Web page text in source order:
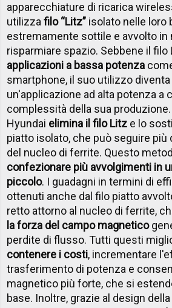
apparecchiature di ricarica
utilizzafilo “Litz” isolato nelle loro
estremamente sottile e avvolto in
risparmiare spazio. Sebbene il filo
applicazioni a bassa potenza
smartphone, il suo utilizzo
un'applicazione ad alta potenza a
complessità della sua
Hyundai elimina il filo Litz e lo
piatto isolato, che può seguire più
del nucleo di ferrite. Questo
confezionare più avvolgimenti in
piccolo. I guadagni in termini di
ottenuti anche dal filo piatto
retto attorno al nucleo di ferrite,
la forza del campo magnetico
perdite di flusso. Tutti questi
contenere i costi, incrementare
trasferimento di potenza e
magnetico più forte, che si
base. Inoltre, grazie al design